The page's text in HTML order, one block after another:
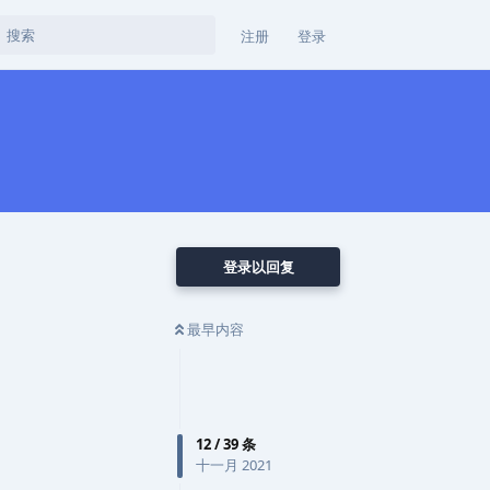
注册 登录
登录以回复
最早内容
12/39条
十一月 2021